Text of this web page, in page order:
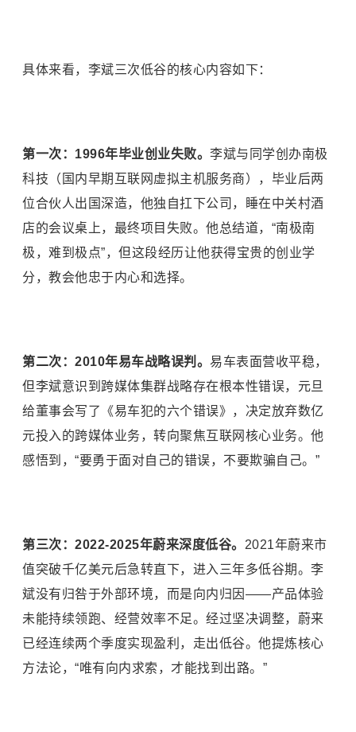
具体来看， 李斌三次低谷的核心内容如下：
第一次：1996年毕业创业失败。 李斌与同学创办南极
科技（国内早期互联网虚拟主机服务商），毕业后两
位合伙人出国深造，他独自扛下公司，睡在中关村酒
店的会议桌上，最终项目失败。他总结道，“南极南
极，难到极点”，但这段经历让他获得宝贵的创业学
分，教会他忠于内心和选择。
第二次：2010年易车战略误判。 易车表面营收平稳，
但李斌意识到跨媒体集群战略存在根本性错误，元旦
给董事会写了《易车犯的六个错误》，决定放弃数亿
元投入的跨媒体业务，转向聚焦互联网核心业务。他
感悟到，“要勇于面对自己的错误，不要欺骗自己。”
第三次：2022-2025年蔚来深度低谷。 2021年蔚来市
值突破千亿美元后急转直下，进入三年多低谷期。李
斌没有归咎于外部环境，而是向内归因——产品体验
未能持续领跑、经营效率不足。经过坚决调整，蔚来
已经连续两个季度实现盈利，走出低谷。他提炼核心
方法论，“唯有向内求索，才能找到出路。”